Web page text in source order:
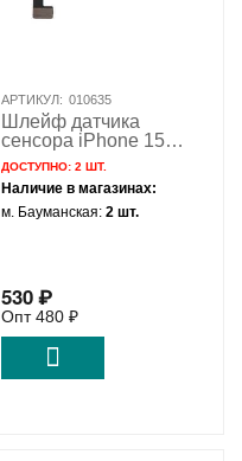
АРТИКУЛ: 010635
Шлейф датчика
сенсора iPhone 15
Plus / 821-04357
ДОСТУПНО:2 ШТ.
Наличие в магазинах:
м. Бауманская:2 шт.
530₽
Опт480 ₽